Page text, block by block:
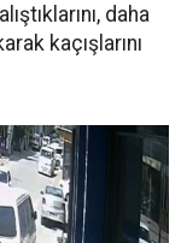
daha
kaçışlarını